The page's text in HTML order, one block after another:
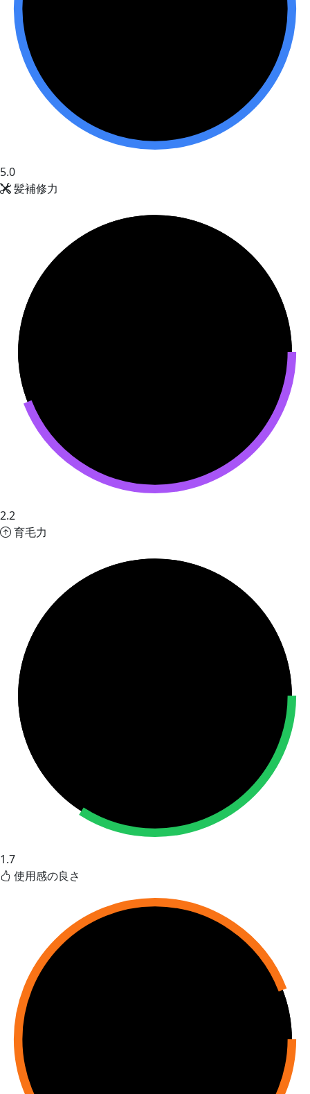
5.0
髪補修力
2.2
育毛力
1.7
使用感の良さ